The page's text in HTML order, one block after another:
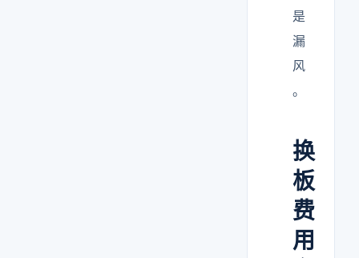
是
漏
风
。
换
板
费
用